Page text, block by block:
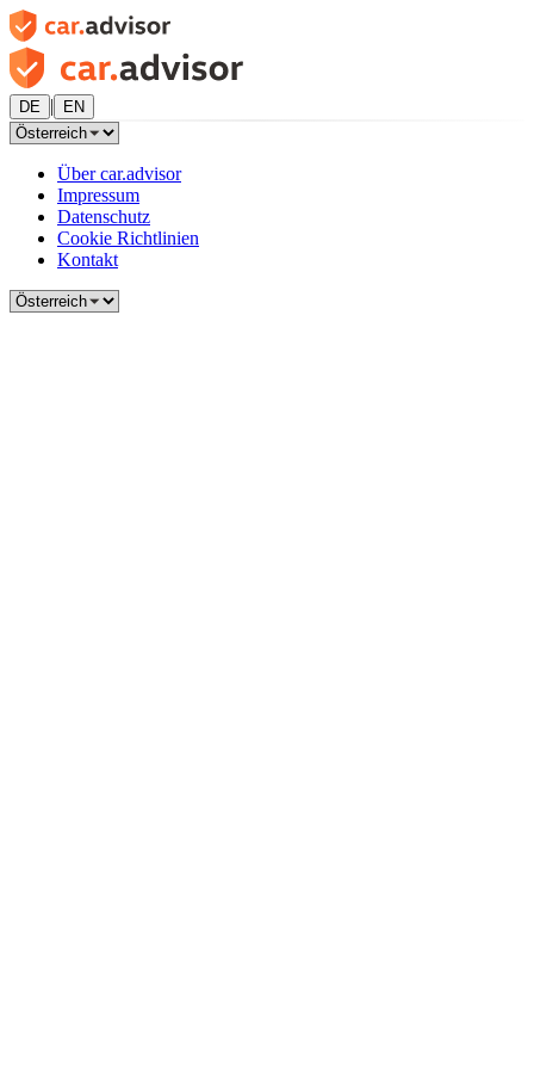
DE | EN
Über car.advisor
Impressum
Datenschutz
Cookie Richtlinien
Kontakt